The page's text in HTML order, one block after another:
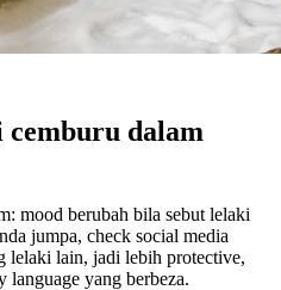
cemburu dalam
mood berubah bila sebut lelaki
jumpa, check social media
lelaki lain, jadi lebih protective,
language yang berbeza.